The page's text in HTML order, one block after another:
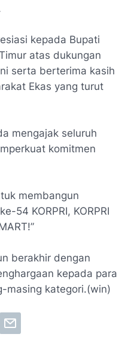
kepada Bupati
atas dukungan
serta berterima kasih
Ekas yang turut
mengajak seluruh
komitmen
membangun
54 KORPRI, KORPRI
berakhir dengan
kepada para
masing kategori.(win)